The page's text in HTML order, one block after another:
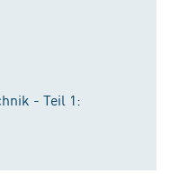
- Teil 1: